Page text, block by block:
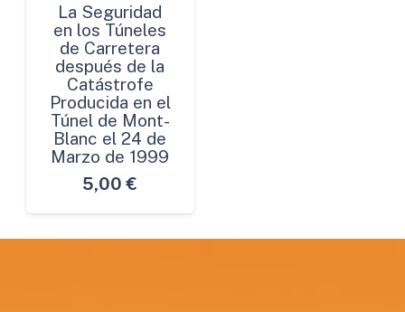
La Seguridad
en los Túneles
de Carretera
después de la
Catástrofe
Producida en el
Túnel de Mont-
Blanc el 24 de
Marzo de 1999
5,00 €